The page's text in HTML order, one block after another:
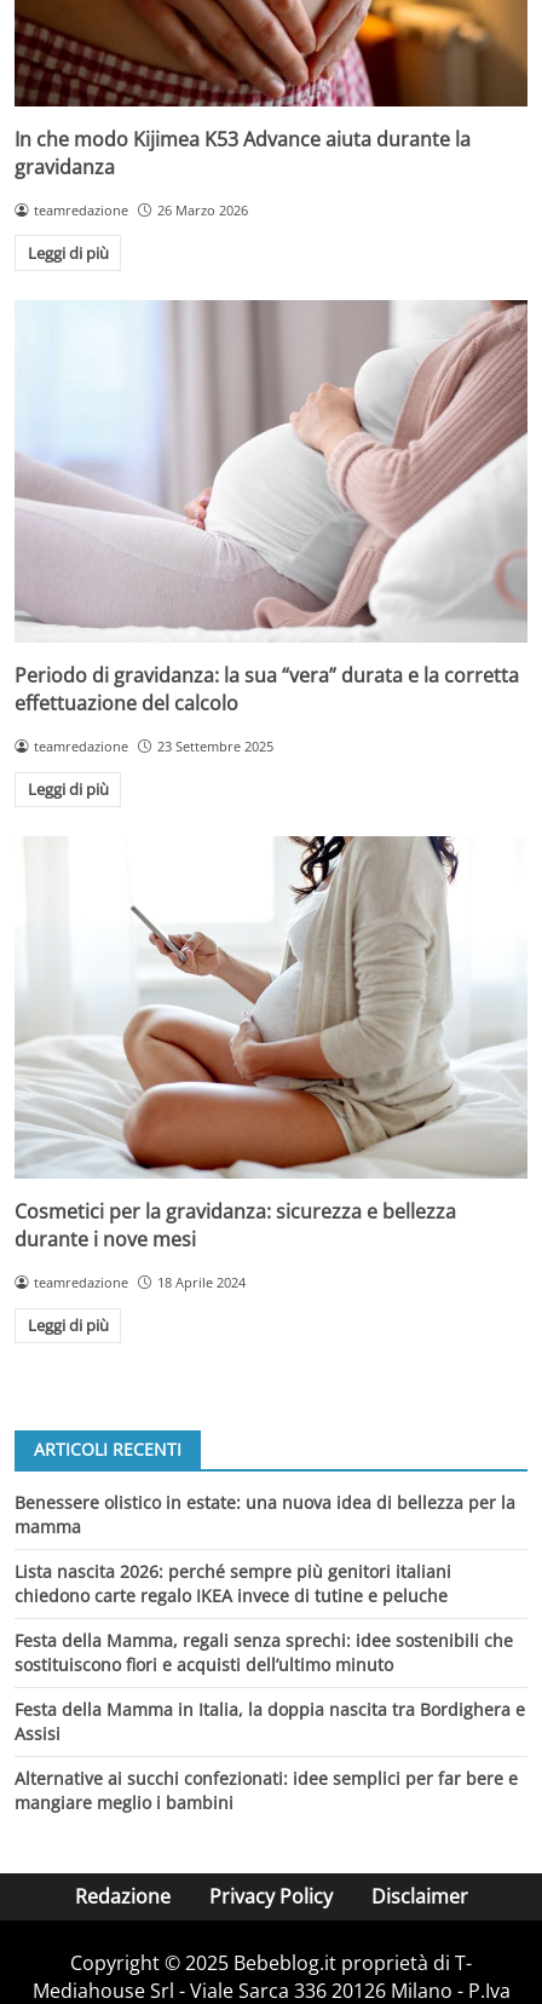
In che modo Kijimea K53 Advance aiuta durante la
gravidanza
teamredazione 26 Marzo 2026
Leggi di più
Periodo di gravidanza: la sua “vera” durata e la corretta
effettuazione del calcolo
teamredazione 23 Settembre 2025
Leggi di più
Cosmetici per la gravidanza: sicurezza e bellezza
durante i nove mesi
teamredazione 18 Aprile 2024
Leggi di più
ARTICOLI RECENTI
Benessere olistico in estate: una nuova idea di bellezza per la
mamma
Lista nascita 2026: perché sempre più genitori italiani
chiedono carte regalo IKEA invece di tutine e peluche
Festa della Mamma, regali senza sprechi: idee sostenibili che
sostituiscono fiori e acquisti dell’ultimo minuto
Festa della Mamma in Italia, la doppia nascita tra Bordighera e
Assisi
Alternative ai succhi confezionati: idee semplici per far bere e
mangiare meglio i bambini
Redazione Privacy Policy Disclaimer
Copyright © 2025 Bebeblog.it proprietà di T-
Mediahouse Srl - Viale Sarca 336 20126 Milano - P.Iva